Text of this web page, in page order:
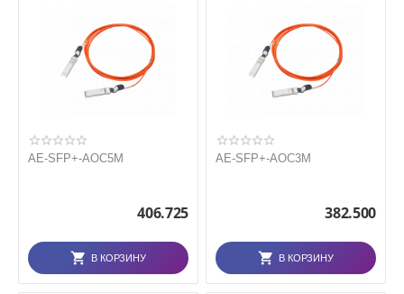
AE-SFP+-AOC5M
406.725
В КОРЗИНУ
AE-SFP+-AOC3M
382.500
В КОРЗИНУ